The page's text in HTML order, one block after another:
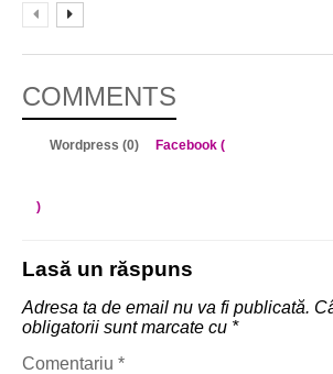
COMMENTS
Wordpress (0) Facebook (
)
Lasă un răspuns
Adresa ta de email nu va fi publicată.
obligatorii sunt marcate cu *
Comentariu *